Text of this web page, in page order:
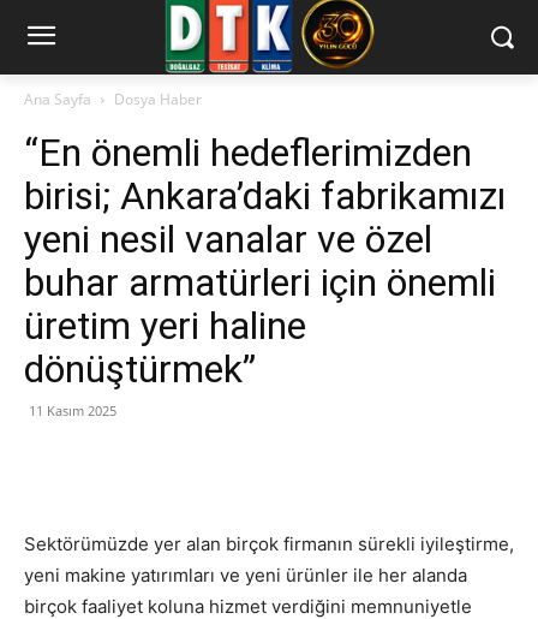
Ana Sayfa Dosya Haber
“En önemli hedeflerimizden
birisi; Ankara’daki fabrikamızı
yeni nesil vanalar ve özel
buhar armatürleri için önemli
üretim yeri haline
dönüştürmek”
11 Kasım 2025
Sektörümüzde yer alan birçok firmanın sürekli iyileştirme,
yeni makine yatırımları ve yeni ürünler ile her alanda
birçok faaliyet koluna hizmet verdiğini memnuniyetle